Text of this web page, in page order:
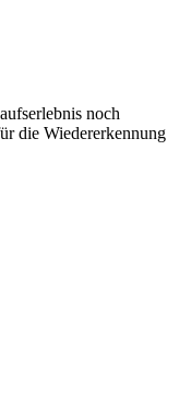
noch
die Wiedererkennung